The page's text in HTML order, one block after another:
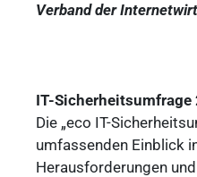
Verband der
IT-Sicherheitsumfrage
Die „eco IT-
umfassenden Einblick
Herausforderungen